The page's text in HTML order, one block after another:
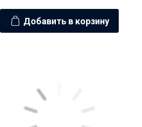
Добавить в корзину